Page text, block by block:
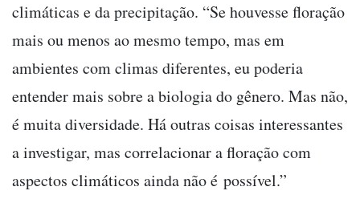
climáticas e da precipitação. “Se houvesse floração
mais ou menos ao mesmo tempo, mas em
ambientes com climas diferentes, eu poderia
entender mais sobre a biologia do gênero. Mas não,
é muita diversidade. Há outras coisas interessantes
a investigar, mas correlacionar a floração com
aspectos climáticos ainda não é possível.”